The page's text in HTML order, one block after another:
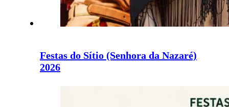
Festas do Sítio (Senhora da Nazaré)
2026